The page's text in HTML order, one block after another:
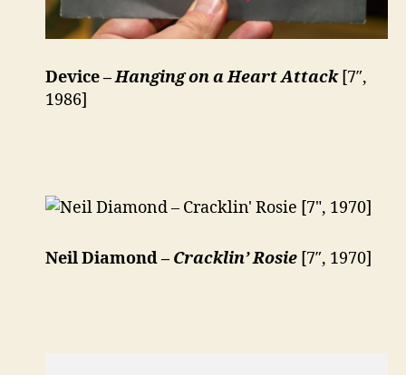
Device –Hanging on a Heart Attack[7″,
1986]
Neil Diamond – Cracklin’ Rosie [7″, 1970]